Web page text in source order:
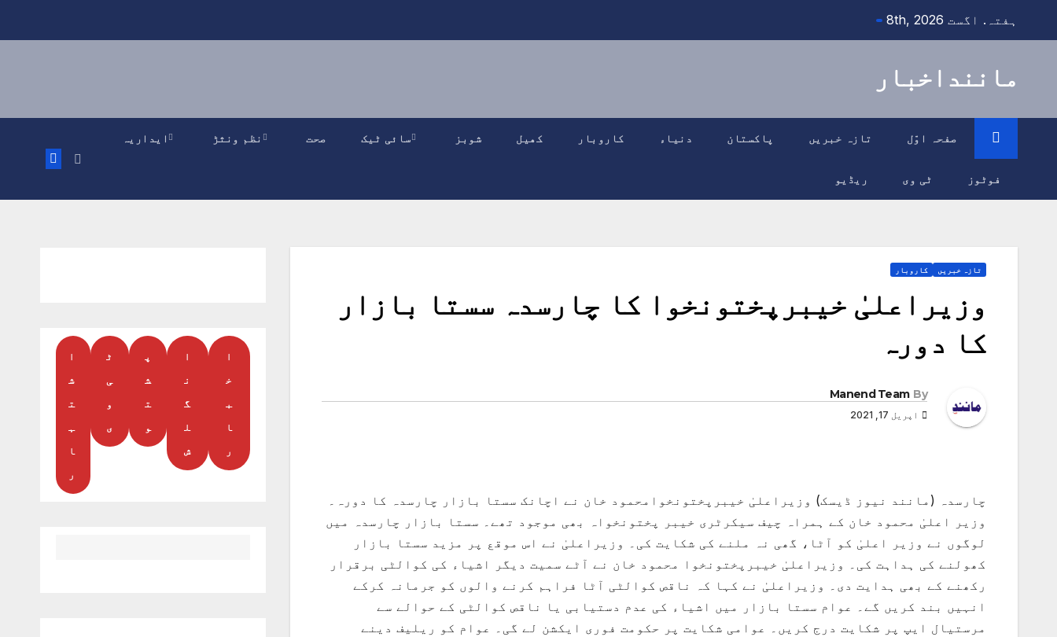
ہفتہ. اگست 8th, 2026
ماننداخبار
صفحہ اوّل تازہ خبریں پاکستان دنیاء کاروبار کھیل شوبز سائی ٹیک صحت نظم ونثڑ ایداریہ
فوٹوز ٹی وی ریڈیو
تازہ خبریں کاروبار
وزیراعلیٰ خیبرپختونخوا کا چارسدہ سستا بازار
کا دورہ
By
Manend Team
اپریل 17, 2021
چارسدہ (مانند نیوز ڈیسک) وزیراعلیٰ خیبرپختونخوامحمود خان نے اچانک سستا بازار چارسدہ کا دورہ۔
وزیر اعلیٰ محمود خان کے ہمراہ چیف سیکرٹری خیبر پختونخواہ بھی موجود تھے۔ سستا بازار چارسدہ میں
لوگوں نے وزیر اعلیٰ کو آٹا، گھی نہ ملنے کی شکایت کی۔ وزیراعلیٰ نے اس موقع پر مزید سستا بازار
کھولنے کی ہداہت کی۔ وزیراعلیٰ خیبرپختونخوا محمود خان نے آٹے سمیت دیگر اشیاء کی کوالٹی برقرار
رکھنے کے بھی ہدایت دی۔ وزیراعلیٰ نے کہا کہ ناقص کوالٹی آٹا فراہم کرنے والوں کو جرمانہ کرکے
انہیں بند کریں گے۔ عوام سستا بازار میں اشیاء کی عدم دستیابی یا ناقص کوالٹی کے حوالے سے
مرستیال ایپ پر شکایت درج کریں۔ عوامی شکایت پر حکومت فوری ایکشن لے گی۔ عوام کو ریلیف دینے
ا
خ
ب
ا
ر
ا
ن
گ
ل
ش
پ
ش
ت
و
ٹ
ی
و
ی
ا
ش
ت
ہ
ا
ر